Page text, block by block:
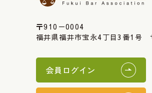
〒910－0004
福井県福井市宝永4丁目3番1号
会員ログイン